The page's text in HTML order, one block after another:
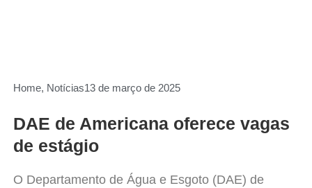
Home, Notícias13 de março de 2025
DAE de Americana oferece vagas
de estágio
O Departamento de Água e Esgoto (DAE) de